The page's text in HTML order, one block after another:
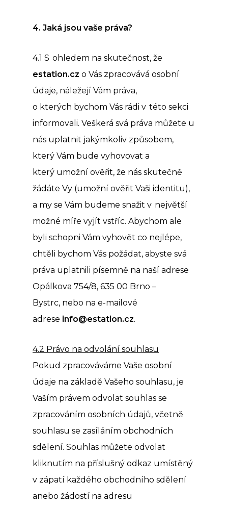
4. Jaká jsou vaše práva?
4.1 S ohledem na skutečnost, že
estation.cz o Vás zpracovává osobní
údaje, náležejí Vám práva,
o kterých bychom Vás rádi v této sekci
informovali. Veškerá svá práva můžete u
nás uplatnit jakýmkoliv způsobem,
který Vám bude vyhovovat a
který umožní ověřit, že nás skutečně
žádáte Vy (umožní ověřit Vaši identitu),
a my se Vám budeme snažit v největší
možné míře vyjít vstříc. Abychom ale
byli schopni Vám vyhovět co nejlépe,
chtěli bychom Vás požádat, abyste svá
práva uplatnili písemně na naší adrese
Opálkova 754/8, 635 00 Brno –
Bystrc, nebo na e-mailové
adrese info@estation.cz.
4.2 Právo na odvolání souhlasu
Pokud zpracováváme Vaše osobní
údaje na základě Vašeho souhlasu, je
Vaším právem odvolat souhlas se
zpracováním osobních údajů, včetně
souhlasu se zasíláním obchodních
sdělení. Souhlas můžete odvolat
kliknutím na příslušný odkaz umístěný
v zápatí každého obchodního sdělení
anebo žádostí na adresu